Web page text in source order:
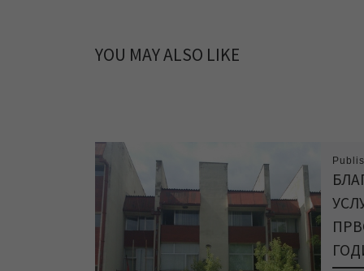
YOU MAY ALSO LIKE